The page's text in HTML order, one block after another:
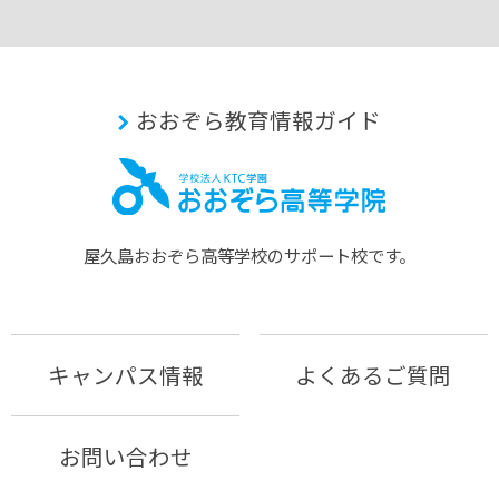
おおぞら教育情報ガイド
屋久島おおぞら⾼等学校のサポート校です。
キャンパス情報 よくあるご質問
お問い合わせ